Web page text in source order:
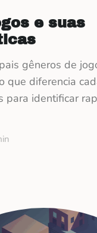
e suas
gêneros de
que diferencia
para identificar